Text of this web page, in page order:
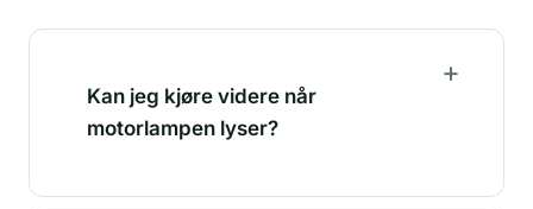
Kan jeg kjøre videre når
motorlampen lyser?